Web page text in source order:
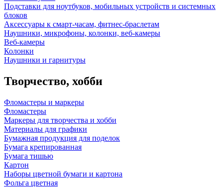
Подставки для ноутбуков, мобильных устройств и системных
блоков
Аксессуары к смарт-часам, фитнес-браслетам
Наушники, микрофоны, колонки, веб-камеры
Веб-камеры
Колонки
Наушники и гарнитуры
Творчество, хобби
Фломастеры и маркеры
Фломастеры
Маркеры для творчества и хобби
Материалы для графики
Бумажная продукция для поделок
Бумага крепированная
Бумага тишью
Картон
Наборы цветной бумаги и картона
Фольга цветная